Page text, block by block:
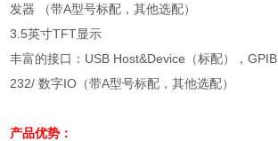
发器 （带A型号标配，其他选配）
3.5英寸TFT显示
丰富的接口： USB Host&Device （标配），GPIB
232/数字IO （带A型号标配，其他选配）
产品优势：